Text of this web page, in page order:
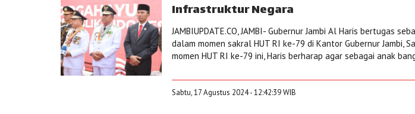
Infrastruktur Negara
JAMBIUPDATE.CO, JAMBI- Gubernur Jambi Al Haris bertugas
dalam momen sakral HUT RI ke-79 di Kantor Gubernur Jambi,
momen HUT RI ke-79 ini, Haris berharap agar sebagai anak
Sabtu, 17 Agustus 2024 - 12:42:39 WIB